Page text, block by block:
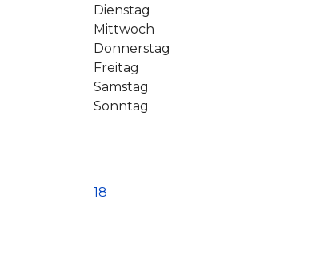
Dienstag
Mittwoch
Donnerstag
Freitag
Samstag
Sonntag
18